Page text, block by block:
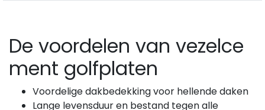
De voordelen van vezelce
ment golfplaten
Voordelige dakbedekking voor hellende daken
Lange levensduur en bestand tegen alle